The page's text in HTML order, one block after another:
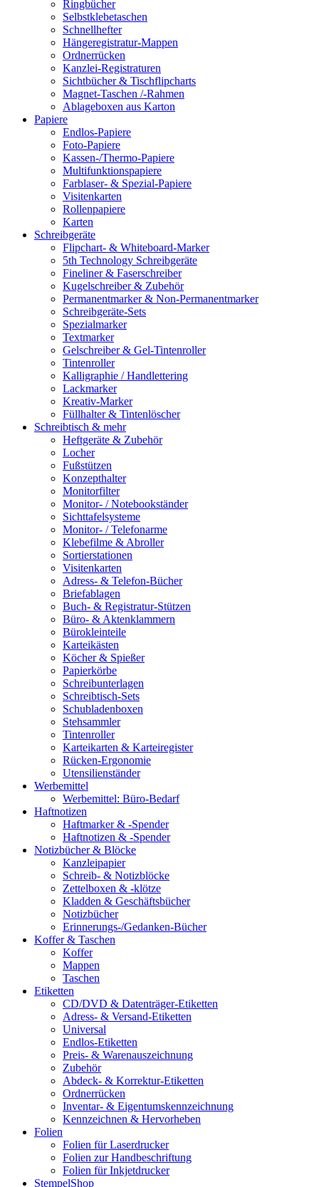
Ringbücher
Selbstklebetaschen
Schnellhefter
Hängeregistratur-Mappen
Ordnerrücken
Kanzlei-Registraturen
Sichtbücher & Tischflipcharts
Magnet-Taschen /-Rahmen
Ablageboxen aus Karton
Papiere
Endlos-Papiere
Foto-Papiere
Kassen-/Thermo-Papiere
Multifunktionspapiere
Farblaser- & Spezial-Papiere
Visitenkarten
Rollenpapiere
Karten
Schreibgeräte
Flipchart- & Whiteboard-Marker
5th Technology Schreibgeräte
Fineliner & Faserschreiber
Kugelschreiber & Zubehör
Permanentmarker & Non-Permanentmarker
Schreibgeräte-Sets
Spezialmarker
Textmarker
Gelschreiber & Gel-Tintenroller
Tintenroller
Kalligraphie / Handlettering
Lackmarker
Kreativ-Marker
Füllhalter & Tintenlöscher
Schreibtisch & mehr
Heftgeräte & Zubehör
Locher
Fußstützen
Konzepthalter
Monitorfilter
Monitor- / Notebookständer
Sichttafelsysteme
Monitor- / Telefonarme
Klebefilme & Abroller
Sortierstationen
Visitenkarten
Adress- & Telefon-Bücher
Briefablagen
Buch- & Registratur-Stützen
Büro- & Aktenklammern
Bürokleinteile
Karteikästen
Köcher & Spießer
Papierkörbe
Schreibunterlagen
Schreibtisch-Sets
Schubladenboxen
Stehsammler
Tintenroller
Karteikarten & Karteiregister
Rücken-Ergonomie
Utensilienständer
Werbemittel
Werbemittel: Büro-Bedarf
Haftnotizen
Haftmarker & -Spender
Haftnotizen & -Spender
Notizbücher & Blöcke
Kanzleipapier
Schreib- & Notizblöcke
Zettelboxen & -klötze
Kladden & Geschäftsbücher
Notizbücher
Erinnerungs-/Gedanken-Bücher
Koffer & Taschen
Koffer
Mappen
Taschen
Etiketten
CD/DVD & Datenträger-Etiketten
Adress- & Versand-Etiketten
Universal
Endlos-Etiketten
Preis- & Warenauszeichnung
Zubehör
Abdeck- & Korrektur-Etiketten
Ordnerrücken
Inventar- & Eigentumskennzeichnung
Kennzeichnen & Hervorheben
Folien
Folien für Laserdrucker
Folien zur Handbeschriftung
Folien für Inkjetdrucker
StempelShop